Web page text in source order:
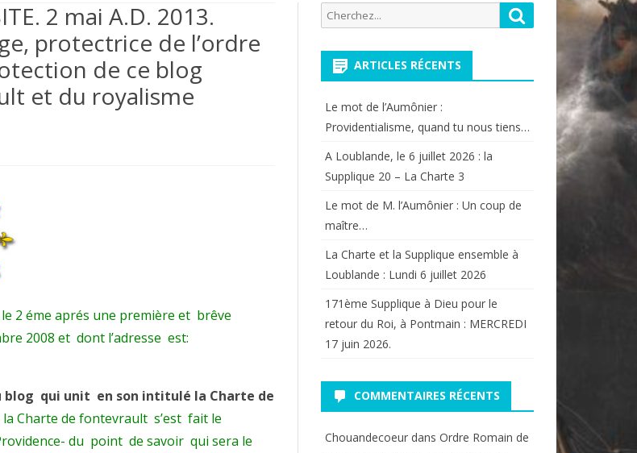
2 mai A.D. 2013.
protectrice de l’ordre
de ce blog
et du royalisme
2 éme aprés une première et brêve
2008 et dont l’adresse est:
blog qui unit en son intitulé la Charte de
la Charte de fontevrault s’est fait le
du point de savoir qui sera le
Recherche
pour:
Rechercher
ARTICLES RÉCENTS
Le mot de l’Aumônier :
Providentialisme, quand tu nous tiens…
A Loublande, le 6 juillet 2026 : la
Supplique 20 – La Charte 3
Le mot de M. l’Aumônier : Un coup de
maître…
La Charte et la Supplique ensemble à
Loublande : Lundi 6 juillet 2026
171ème Supplique à Dieu pour le
retour du Roi, à Pontmain : MERCREDI
17 juin 2026.
COMMENTAIRES RÉCENTS
Chouandecoeurdans Ordre Romain de